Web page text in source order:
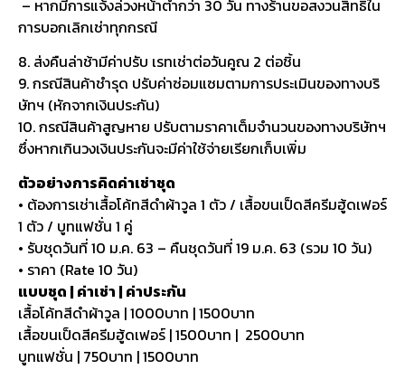
– หากมีการแจ้งล่วงหน้าต่ำกว่า 30 วัน ทางร้านขอสงวนสิทธิ์ใน
การบอกเลิกเช่าทุกกรณี
8. ส่งคืนล่าช้ามีค่าปรับ เรทเช่าต่อวันคูณ 2 ต่อชิ้น
9. กรณีสินค้าชำรุด ปรับค่าซ่อมแซมตามการประเมินของทางบริ
ษัทฯ (หักจากเงินประกัน)
10. กรณีสินค้าสูญหาย ปรับตามราคาเต็มจำนวนของทางบริษัทฯ
ซึ่งหากเกินวงเงินประกันจะมีค่าใช้จ่ายเรียกเก็บเพิ่ม
ตัวอย่างการคิดค่าเช่าชุด
• ต้องการเช่าเสื้อโค้ทสีดำผ้าวูล 1 ตัว / เสื้อขนเป็ดสีครีมฮู้ดเฟอร์
1 ตัว / บูทแฟชั่น 1 คู่
• รับชุดวันที่ 10 ม.ค. 63 – คืนชุดวันที่ 19 ม.ค. 63 (รวม 10 วัน)
• ราคา (Rate 10 วัน)
แบบชุด | ค่าเช่า | ค่าประกัน
เสื้อโค้ทสีดำผ้าวูล | 1000บาท | 1500บาท
เสื้อขนเป็ดสีครีมฮู้ดเฟอร์ | 1500บาท | 2500บาท
บูทแฟชั่น | 750บาท | 1500บาท